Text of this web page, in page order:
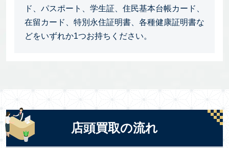
ド、パスポート、学生証、住民基本台帳カード、
在留カード、特別永住証明書、各種健康証明書な
どをいずれか1つお持ちください。
店頭買取の流れ